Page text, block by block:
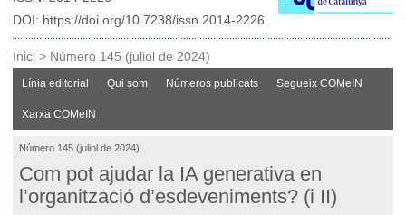
DOI: https://doi.org/10.7238/issn.2014-2226
Inici > Número 145 (juliol de 2024)
Línia editorial Qui som Números publicats Segueix COMeIN
Xarxa COMeIN
Número 145 (juliol de 2024)
Com pot ajudar la IA generativa en
l’organització d’esdeveniments? (i II)